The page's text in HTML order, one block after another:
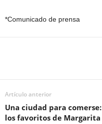
*Comunicado de prensa
Artículo anterior
Una ciudad para comerse:
los favoritos de Margarita